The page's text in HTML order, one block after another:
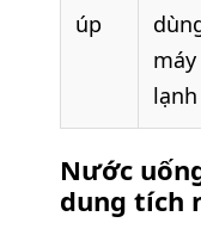
úp
lạnh
Nước
dung tích